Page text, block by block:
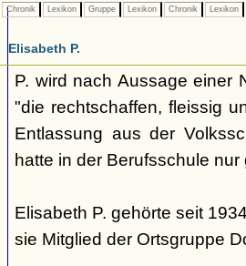
Chronik Lexikon Gruppe Lexikon Chronik Lexikon
Elisabeth P.
P. wird nach Aussage einer
"die rechtschaffen, fleissig
Entlassung aus der
hatte in der Berufsschule nur
Elisabeth P. gehörte seit
sie Mitglied der Ortsgruppe